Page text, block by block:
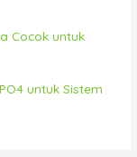
Cocok untuk
untuk Sistem